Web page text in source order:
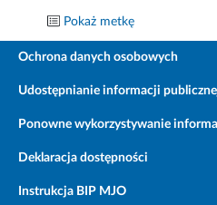
Pokaż metkę
Ochrona danych osobowych
Udostępnianie informacji
Ponowne wykorzystywanie
Deklaracja dostępności
Instrukcja BIP MJO